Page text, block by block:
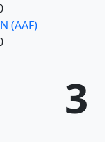
(AAF)
3